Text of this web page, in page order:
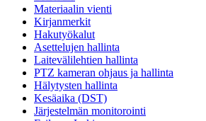
Materiaalin vienti
Kirjanmerkit
Hakutyökalut
Asettelujen hallinta
Laitevälilehtien hallinta
PTZ kameran ohjaus ja hallinta
Hälytysten hallinta
Kesäaika (DST)
Järjestelmän monitorointi